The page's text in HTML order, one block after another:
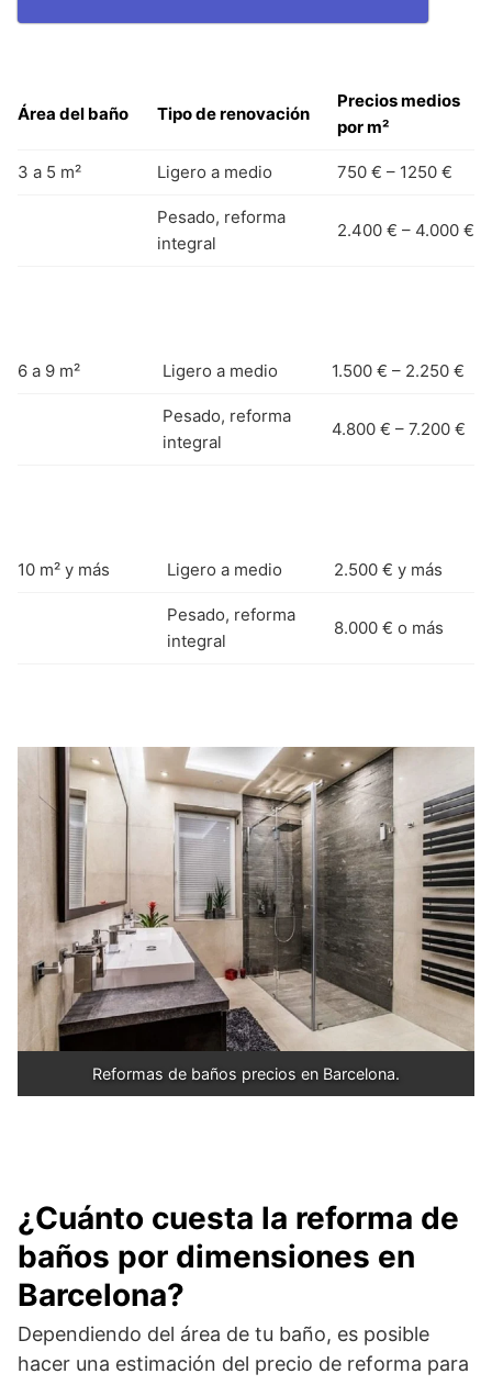
Área del baño Tipo de renovación
Precios medios
por m²
3 a 5 m² Ligero a medio 750 € – 1250 €
Pesado, reforma
integral
2.400 € – 4.000 €
6 a 9 m² Ligero a medio 1.500 € – 2.250 €
Pesado, reforma
integral
4.800 € – 7.200 €
10 m² y más Ligero a medio 2.500 € y más
Pesado, reforma
integral
8.000 € o más
Reformas de baños precios en Barcelona.
¿Cuánto cuesta la reforma de
baños por dimensiones en
Barcelona?
Dependiendo del área de tu baño, es posible
hacer una estimación del precio de reforma para